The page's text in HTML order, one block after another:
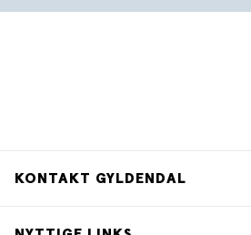
KONTAKT GYLDENDAL